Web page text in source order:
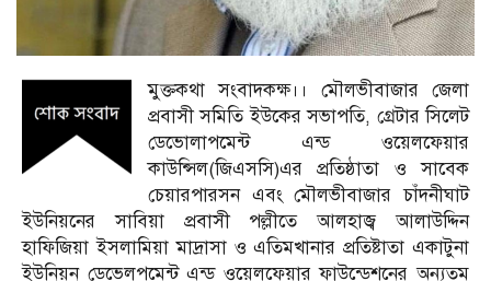
মুক্তকথা সংবাদকক্ষ।। মৌলভীবাজার জেলা
প্রবাসী সমিতি ইউকের সভাপতি, গ্রেটার সিলেট
ডেভোলাপমেন্ট এন্ড ওয়েলফেয়ার
কাউন্সিল(জিএসসি)এর প্রতিষ্ঠাতা ‌ও সাবেক
চেয়ারপারসন এবং মৌলভীবাজার চাঁদনীঘাট
ইউনিয়নের সাবিয়া প্রবাসী পল্লীতে আলহাজ্ব আলাউদ্দিন
হাফিজিয়া ইসলামিয়া মাদ্রাসা ও এতিমখানার প্রতিষ্টাতা একাটুনা
ইউনিয়ন ডেভেলপমেন্ট এন্ড ওয়েলফেয়ার ফাউন্ডেশনের অন্যতম